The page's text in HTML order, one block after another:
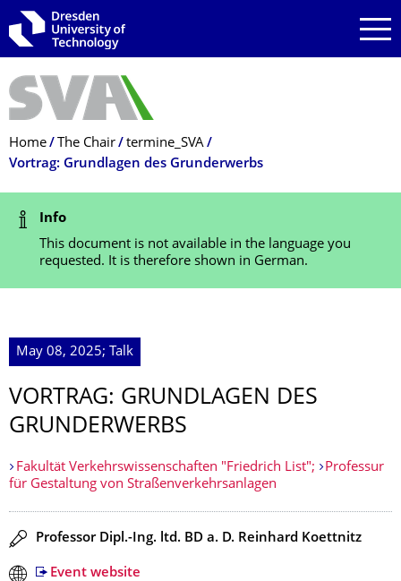
Skip to main navigation
Skip to search
Skip to content
Breadcrumb Menu
Home The Chair
termine_SVA
Vortrag: Grundlagen des Grunderwerbs
Status Message
Info
This document is not available in the language you
requested. It is therefore shown in German.
May 08, 2025; Talk
VORTRAG: GRUNDLAGEN DES
GRUNDERWERBS
Fakultät Verkehrswissenschaften "Friedrich List";
Professur
für Gestaltung von Straßenverkehrsanlagen
Speaker(s)
Professor Dipl.-Ing. ltd. BD a. D. Reinhard Koettnitz
Event website